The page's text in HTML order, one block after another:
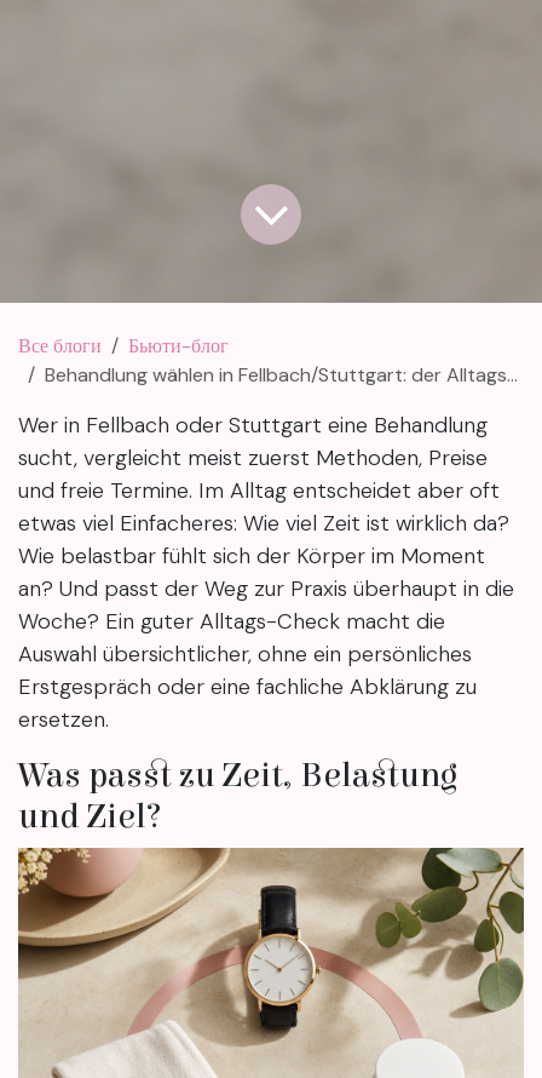
Все блоги
Бьюти-блог
Behandlung wählen in Fellbach/Stuttgart: der Alltags-Check
Wer in Fellbach oder Stuttgart eine Behandlung
sucht, vergleicht meist zuerst Methoden, Preise
und freie Termine. Im Alltag entscheidet aber oft
etwas viel Einfacheres: Wie viel Zeit ist wirklich da?
Wie belastbar fühlt sich der Körper im Moment
an? Und passt der Weg zur Praxis überhaupt in die
Woche? Ein guter Alltags-Check macht die
Auswahl übersichtlicher, ohne ein persönliches
Erstgespräch oder eine fachliche Abklärung zu
ersetzen.
Was passt zu Zeit, Belastung
und Ziel?